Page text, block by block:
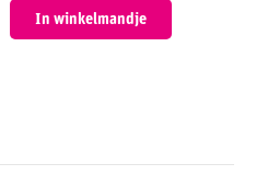
In winkelmandje